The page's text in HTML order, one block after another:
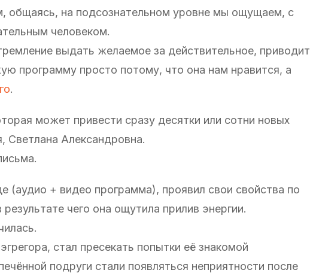
общаясь, на подсознательном уровне мы ощущаем, с
человеком.
выдать желаемое за действительное, приводит
программу просто потому, что она нам нравится, а
.
может привести сразу десятки или сотни новых
Светлана Александровна.
(аудио + видео программа), проявил свои свойства по
чего она ощутила прилив энергии.
стал пресекать попытки её знакомой
подруги стали появляться неприятности после